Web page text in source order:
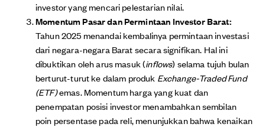
investor yang mencari pelestarian nilai.
Momentum Pasar dan Permintaan Investor Barat:
Tahun 2025 menandai kembalinya permintaan investasi
dari negara-negara Barat secara signifikan. Hal ini
dibuktikan oleh arus masuk (inflows) selama tujuh bulan
berturut-turut ke dalam produk Exchange-Traded Fund
(ETF)emas. Momentum harga yang kuat dan
penempatan posisi investor menambahkan sembilan
poin persentase pada reli, menunjukkan bahwa kenaikan